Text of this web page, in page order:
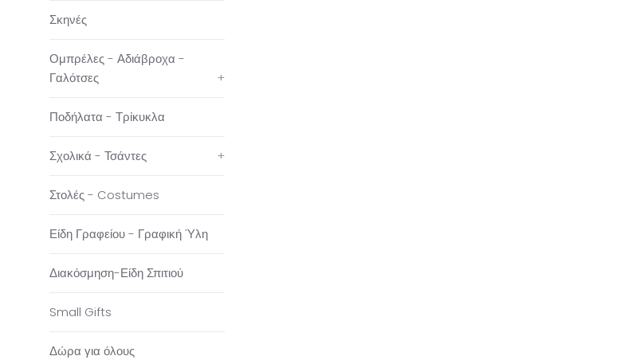
Σκηνές
Ομπρέλες - Αδιάβροχα -
Γαλότσες
+
Ποδήλατα - Τρίκυκλα
Σχολικά - Τσάντες +
Στολές - Costumes
Είδη Γραφείου - Γραφική Ύλη
Διακόσμηση-Είδη Σπιτιού
Small Gifts
Δώρα για όλους